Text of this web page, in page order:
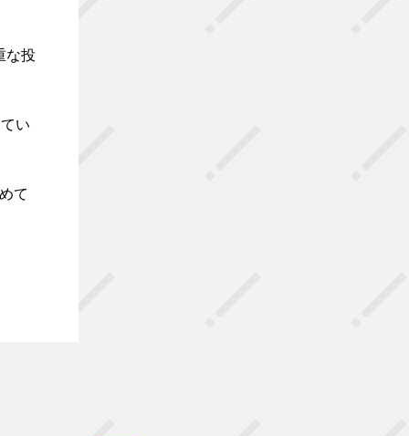
な投
い
て